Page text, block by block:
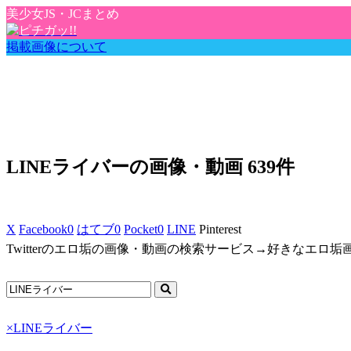
美少女JS・JCまとめ
掲載画像について
LINEライバーの画像・動画 639件
X Facebook0 はてブ0 Pocket0 LINE Pinterest
Twitterのエロ垢の画像・動画の検索サービス→好きなエロ垢
×LINEライバー